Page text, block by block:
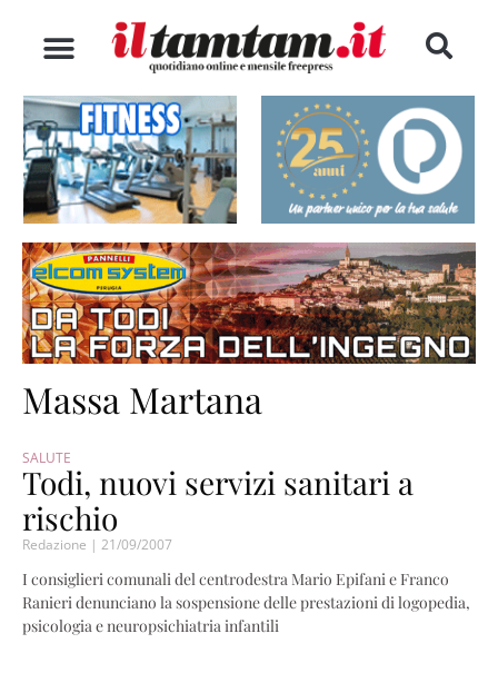
Massa Martana
SALUTE
Todi, nuovi servizi sanitari a
rischio
Redazione 21/09/2007
I consiglieri comunali del centrodestra Mario Epifani e Franco
Ranieri denunciano la sospensione delle prestazioni di logopedia,
psicologia e neuropsichiatria infantili